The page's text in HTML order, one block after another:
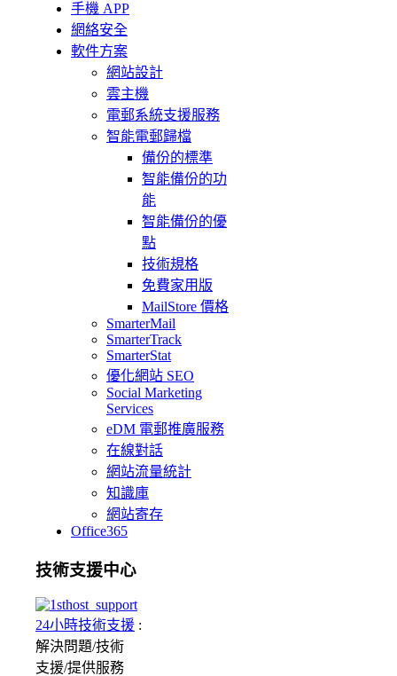
手機 APP
網絡安全
軟件方案
網站設計
雲主機
電郵系統支援服務
智能電郵歸檔
備份的標準
智能備份的功
能
智能備份的優
點
技術規格
免費家用版
MailStore 價格
SmarterMail
SmarterTrack
SmarterStat
優化網站 SEO
Social Marketing
Services
eDM 電郵推廣服務
在線對話
網站流量統計
知識庫
網站寄存
Office365
技術支援中心
24小時技術支援 :
解決問題/技術
支援/提供服務